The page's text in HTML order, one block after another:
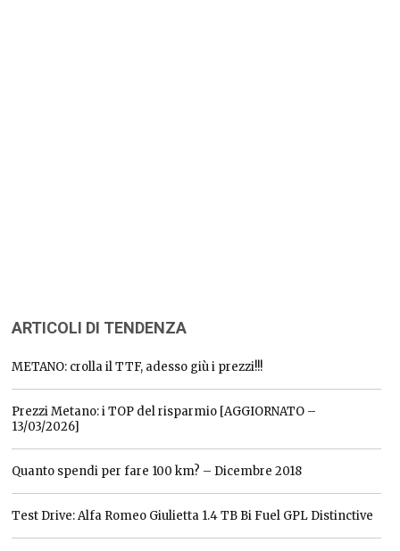
ARTICOLI DI TENDENZA
METANO: crolla il TTF, adesso giù i prezzi!!!
Prezzi Metano: i TOP del risparmio [AGGIORNATO –
13/03/2026]
Quanto spendi per fare 100 km? – Dicembre 2018
Test Drive: Alfa Romeo Giulietta 1.4 TB Bi Fuel GPL Distinctive